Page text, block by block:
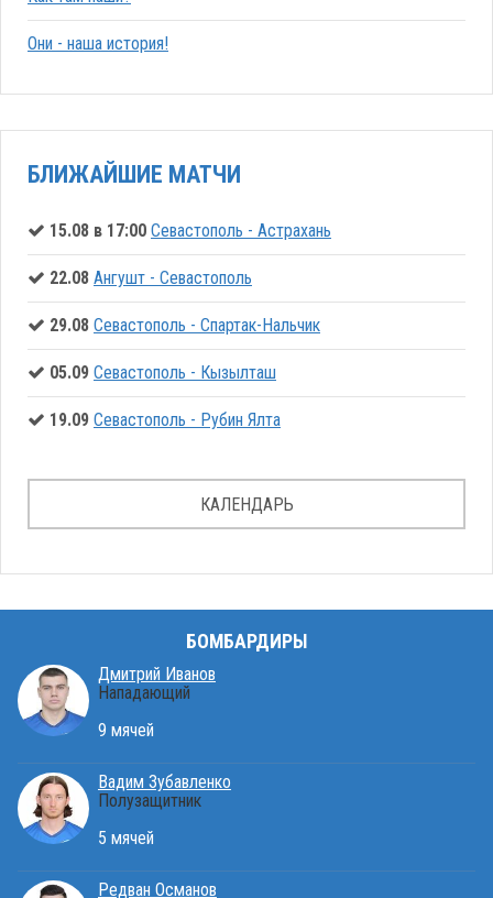
Они - наша история!
БЛИЖАЙШИЕ МАТЧИ
15.08 в 17:00 Севастополь - Астрахань
22.08 Ангушт - Севастополь
29.08 Севастополь - Спартак-Нальчик
05.09 Севастополь - Кызылташ
19.09 Севастополь - Рубин Ялта
КАЛЕНДАРЬ
БОМБАРДИРЫ
Дмитрий Иванов
Нападающий
9 мячей
Вадим Зубавленко
Полузащитник
5 мячей
Редван Османов